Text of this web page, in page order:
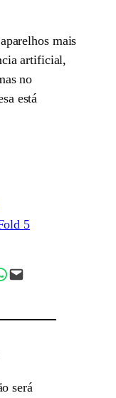
mais
artificial,
no
está
5
on WhatsApp
Email this Page
será